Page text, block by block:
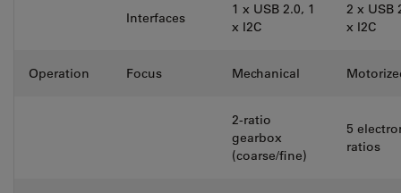
Interfaces
1 x USB 2.0, 1
x I2C
2 x USB
x I2C
Operation Focus Mechanical
2-ratio
gearbox
(coarse/fine)
5
ratios